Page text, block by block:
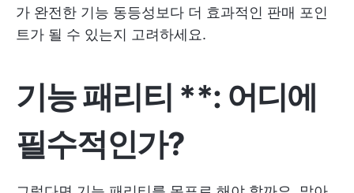
가 완전한 기능 동등성보다 더 효과적인 판매 포인
트가 될 수 있는지 고려하세요.
기능 패리티 **: 어디에
필수적인가?